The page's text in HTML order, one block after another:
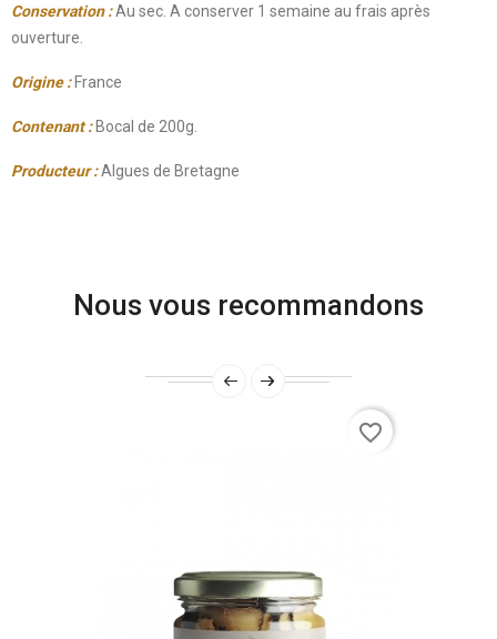
Conservation :Au sec. A conserver 1 semaine au frais après
ouverture.
Origine :France
Contenant :Bocal de 200g.
Producteur:Algues de Bretagne
Nous vous recommandons
favorite_border